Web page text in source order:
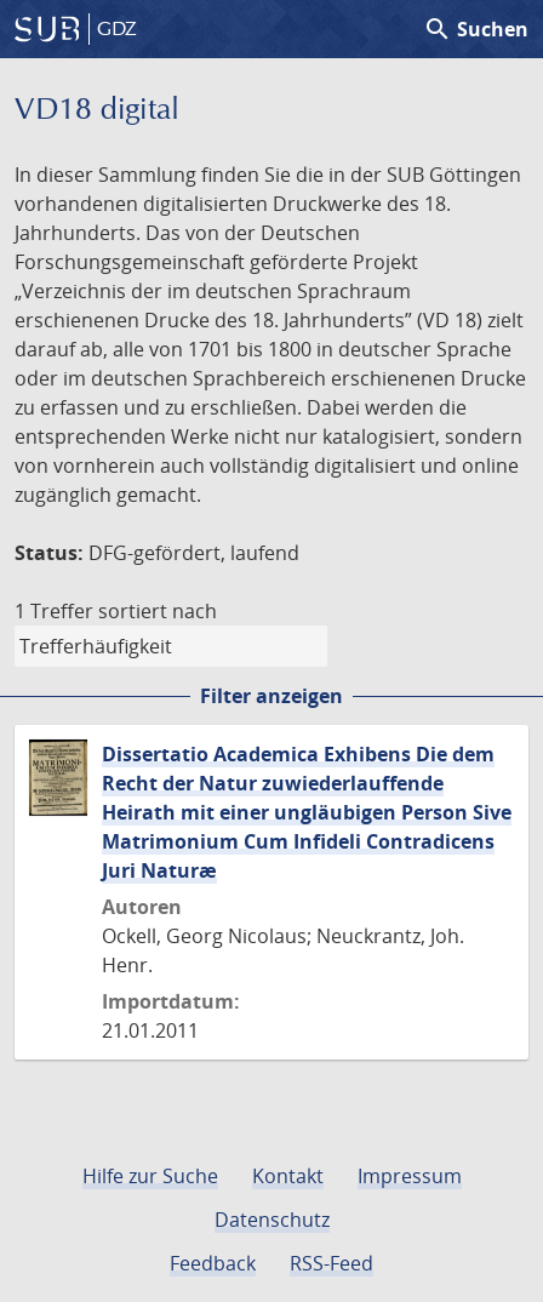
GDZ search Suchen
VD18 digital
In dieser Sammlung finden Sie die in der SUB Göttingen
vorhandenen digitalisierten Druckwerke des 18.
Jahrhunderts. Das von der Deutschen
Forschungsgemeinschaft geförderte Projekt
„Verzeichnis der im deutschen Sprachraum
erschienenen Drucke des 18. Jahrhunderts” (VD 18) zielt
darauf ab, alle von 1701 bis 1800 in deutscher Sprache
oder im deutschen Sprachbereich erschienenen Drucke
zu erfassen und zu erschließen. Dabei werden die
entsprechenden Werke nicht nur katalogisiert, sondern
von vornherein auch vollständig digitalisiert und online
zugänglich gemacht.
Status: DFG-gefördert, laufend
1 Treffer sortiert nach
Filter anzeigen
Dissertatio Academica Exhibens Die dem
Recht der Natur zuwiederlauffende
Heirath mit einer ungläubigen Person Sive
Matrimonium Cum Infideli Contradicens
Juri Naturæ
Autoren
Ockell, Georg Nicolaus; Neuckrantz, Joh.
Henr.
Importdatum:
21.01.2011
Hilfe zur Suche Kontakt
Impressum
Datenschutz
Feedback
RSS-Feed